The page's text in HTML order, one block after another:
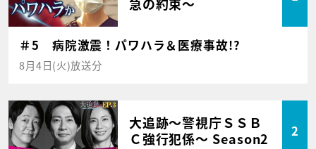
急の約束～
＃5 病院激震！パワハラ＆医療事故!?
8月4日(火)放送分
大追跡～警視庁ＳＳＢ
Ｃ強行犯係～ Season2
2